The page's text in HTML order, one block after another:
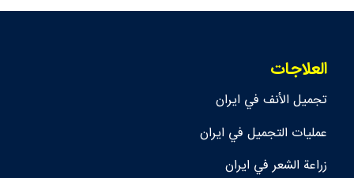
العلاجات
تجمیل الأنف في ايران
عمليات التجميل في ايران
زراعة الشعر في ايران